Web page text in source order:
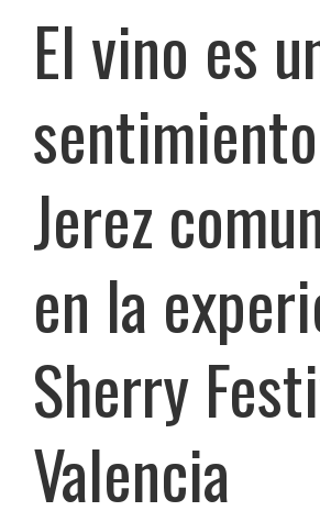
El vino es
Jerez
en la
Sherry
Valencia